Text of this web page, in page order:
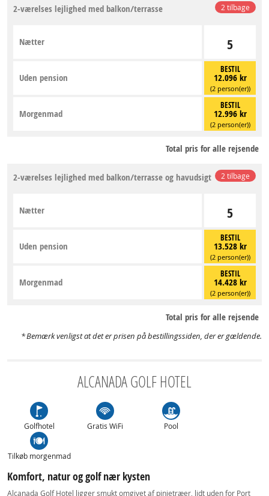
2 tilbage
2-værelses lejlighed med balkon/terrasse
5
Nætter
BESTIL
12.096 kr
(2 person(er))
Uden pension
BESTIL
12.996 kr
(2 person(er))
Morgenmad
Total pris for alle rejsende
2 tilbage
2-værelses lejlighed med balkon/terrasse og havudsigt
5
Nætter
BESTIL
13.528 kr
(2 person(er))
Uden pension
BESTIL
14.428 kr
(2 person(er))
Morgenmad
Total pris for alle rejsende
Bemærk venligst at det er prisen på bestillingssiden, der er gældende.
ALCANADA GOLF HOTEL
Golfhotel Gratis WiFi Pool
Tilkøb morgenmad
Komfort, natur og golf nær kysten
Alcanada Golf Hotel ligger smukt omgivet af pinjetræer, lidt uden for Port